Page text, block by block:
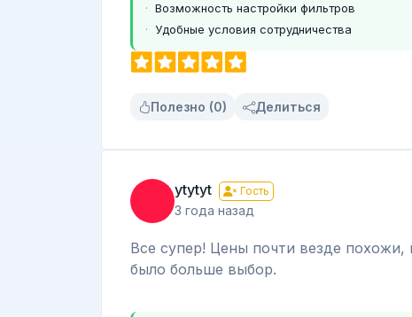
Возможность настройки фильтров
Удобные условия сотрудничества
Полезно (0) Делиться
ytytyt Гость
3 года назад
Все супер! Цены почти везде похожи,
было больше выбор.